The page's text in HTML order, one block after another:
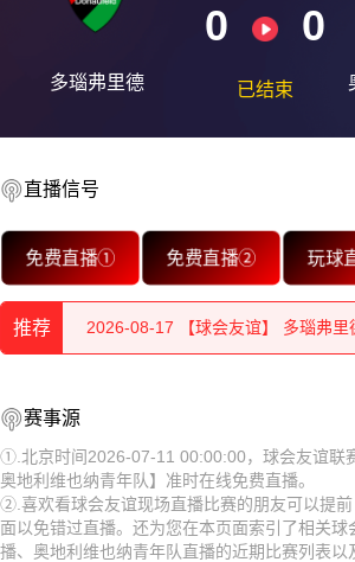
多瑙弗里德
0 0
已结束
直播信号
免费直播① 免费直播② 玩球
推荐
2026-08-18 【球会友谊】 多瑙弗
2026-08-17 【球会友谊】 多瑙弗
2026-08-17 【球会友谊】 多瑙弗里
2026-08-17 【球会友谊】 多瑙弗里
队
2026-08-17 【球会友谊】 多瑙弗里
队
2026-08-17 【球会友谊】 多瑙弗里
赛事源
①.北京时间2026-07-11 00:00:00，球会友谊联
奥地利维也纳青年队】准时在线免费直播。
②.喜欢看球会友谊现场直播比赛的朋友可以提
面以免错过直播。还为您在本页面索引了相关球
播、奥地利维也纳青年队直播的近期比赛列表以